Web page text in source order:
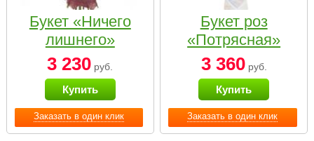
Заказать в один клик
Букет «Ничего
лишнего»
3 230 руб.
Купить
Заказать в один клик
Букет роз
«Потрясная»
3 360руб.
Купить